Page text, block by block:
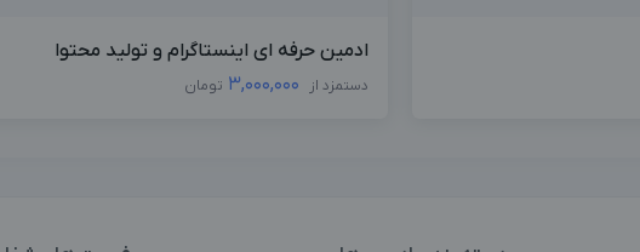
ادمین حرفه ای اینستاگرام و تولید محتوا
دستمزد از 3,000,000 تومان